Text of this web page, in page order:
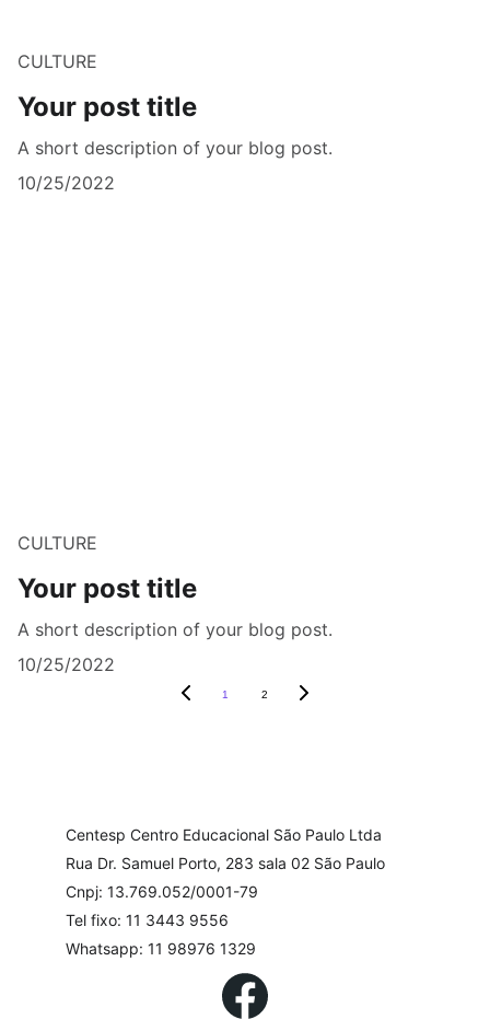
CULTURE
Your post title
A short description of your blog post.
10/25/2022
CULTURE
Your post title
A short description of your blog post.
10/25/2022
1 2
Centesp Centro Educacional São Paulo Ltda
Rua Dr. Samuel Porto, 283 sala 02 São Paulo
Cnpj: 13.769.052/0001-79
Tel fixo: 11 3443 9556
Whatsapp: 11 98976 1329